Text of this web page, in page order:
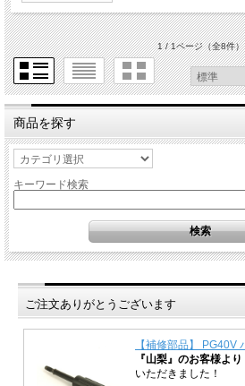
1 / 1ページ（全8件）
商品を探す
キーワード検索
ご注文ありがとうございます